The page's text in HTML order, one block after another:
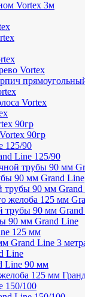
Vortex 3м
Vortex
Vortex
90гр
90гр
125/90
Line 125/90
трубы 90 мм
90 мм Grand Line
трубы 90 мм
желоба 125 мм
трубы 90 мм
90 мм Grand Line
125 мм
Grand Line 3
Line
Line 90 мм
125 мм
150/100